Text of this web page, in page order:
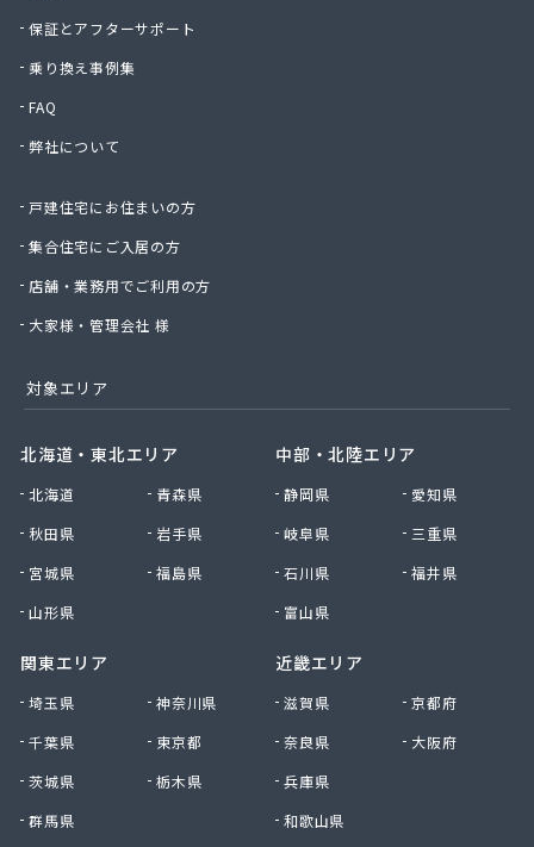
株式会社宇佐美プロパン
株式会社下林
株式会社桑原商事
株式会社元久商店
株式会社古田商店
株式会社三好ガス
株式会社山源服部商会
株式会社山新プロパン部
株式会社山田幸一商店
株式会社小林本店
株式会社小林本店稲沢店
株式会社松村プロパン部
株式会社新東
株式会社森上製油所
株式会社杉浦林産給油所
株式会社清川商店
株式会社青木サービス
株式会社石川鉄沖商店
株式会社石泰商会
保証とアフターサポート
乗り換え事例集
FAQ
弊社について
戸建住宅にお住まいの方
集合住宅にご入居の方
店舗・業務用でご利用の方
大家様・管理会社 様
対象エリア
北海道・東北エリア
北海道
青森県
秋田県
岩手県
宮城県
福島県
山形県
関東エリア
埼玉県
神奈川県
千葉県
東京都
茨城県
栃木県
群馬県
中部・北陸エリア
静岡県
愛知県
岐阜県
三重県
石川県
福井県
富山県
近畿エリア
滋賀県
京都府
奈良県
大阪府
兵庫県
和歌山県